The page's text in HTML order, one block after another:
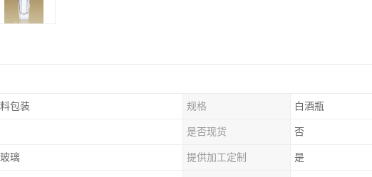
包装 规格 白酒瓶
是否现货 否
璃 提供加工定制 是